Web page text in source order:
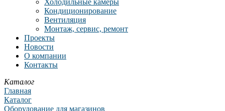
Холодильные камеры
Кондиционирование
Вентиляция
Монтаж, сервис, ремонт
Проекты
Новости
О компании
Контакты
Каталог
Главная
Каталог
Оборудование для магазинов